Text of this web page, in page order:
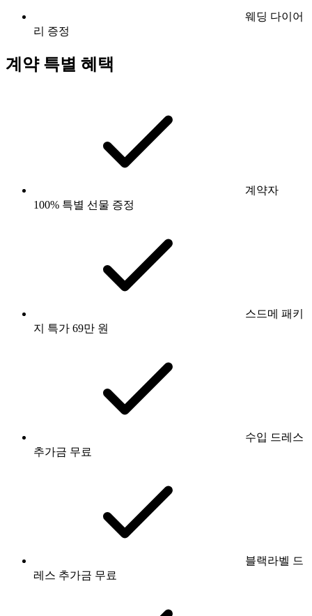
웨딩 다이어
리 증정
계약 특별 혜택
계약자
100% 특별 선물 증정
스드메 패키
지 특가 69만 원
수입 드레스
추가금 무료
블랙라벨 드
레스 추가금 무료